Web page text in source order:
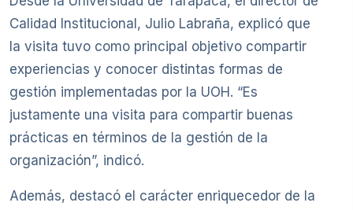
Calidad Institucional, Julio Labraña, explicó que
la visita tuvo como principal objetivo compartir
experiencias y conocer distintas formas de
gestión implementadas por la UOH. “Es
justamente una visita para compartir buenas
prácticas en términos de la gestión de la
organización”, indicó.
Además, destacó el carácter enriquecedor de la